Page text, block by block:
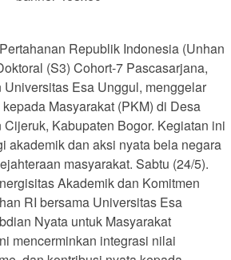
Republik Indonesia (Unhan
(S3) Cohort-7 Pascasarjana,
Esa Unggul, menggelar
Masyarakat (PKM) di Desa
Kabupaten Bogor. Kegiatan ini
akademik dan aksi nyata bela negara
masyarakat. Sabtu (24/5).
Akademik dan Komitmen
RI bersama Universitas Esa
Nyata untuk Masyarakat
mencerminkan integrasi nilai